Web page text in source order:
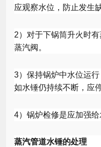
应观察水位，防止发生
2）对于下锅筒升火时
蒸汽阀。
3）保持锅炉中水位运
如水锤仍持续不断，应
4）锅炉检修是应加强
蒸汽管道水锤的处理